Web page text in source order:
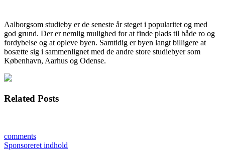
Aalborgsom studieby er de seneste år steget i popularitet og med
god grund. Der er nemlig mulighed for at finde plads til både ro og
fordybelse og at opleve byen. Samtidig er byen langt billigere at
bosætte sig i sammenlignet med de andre store studiebyer som
København, Aarhus og Odense.
Related Posts
comments
Sponsoreret indhold